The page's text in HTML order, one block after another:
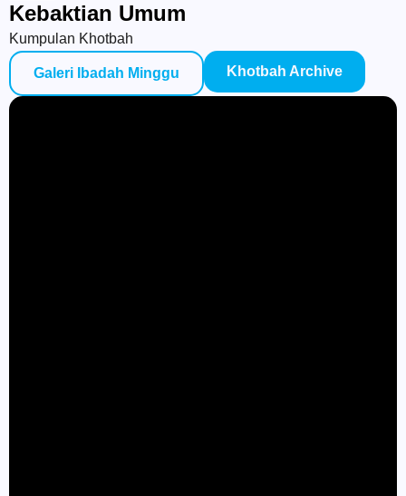
Kebaktian Umum
Kumpulan Khotbah
Galeri Ibadah Minggu Khotbah Archive